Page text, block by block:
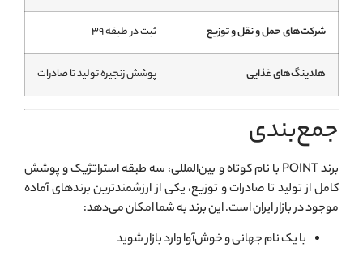
شرکت‌های حمل و نقل و توزیع ثبت در طبقه ۳۹
هلدینگ‌های غذایی پوشش زنجیره تولید تا صادرات
جمع‌بندی
برند POINT با نام کوتاه و بین‌المللی، سه طبقه استراتژیک و پوشش
کامل از تولید تا صادرات و توزیع، یکی از ارزشمندترین برندهای آماده
موجود در بازار ایران است. این برند به شما امکان می‌دهد:
با یک نام جهانی و خوش‌آوا وارد بازار شوید